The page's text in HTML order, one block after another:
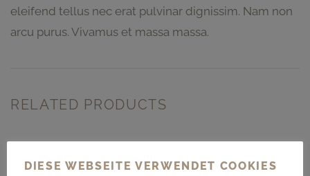
eleifend tellus nec erat pulvinar dignissim. Nam non
arcu purus. Vivamus et massa massa.
RELATED PRODUCTS
DIESE WEBSEITE VERWENDET COOKIES